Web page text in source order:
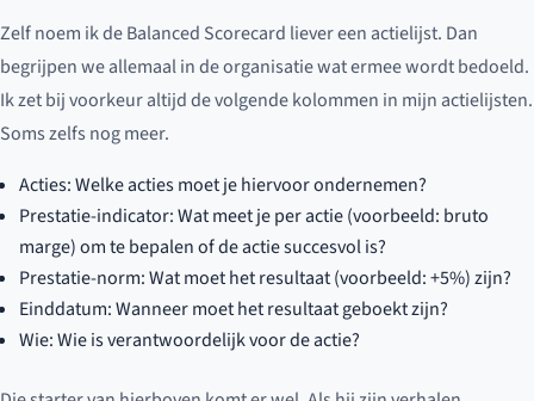
Zelf noem ik de Balanced Scorecard liever een actielijst. Dan
begrijpen we allemaal in de organisatie wat ermee wordt bedoeld.
Ik zet bij voorkeur altijd de volgende kolommen in mijn actielijsten.
Soms zelfs nog meer.
Acties: Welke acties moet je hiervoor ondernemen?
Prestatie-indicator: Wat meet je per actie (voorbeeld: bruto
marge) om te bepalen of de actie succesvol is?
Prestatie-norm: Wat moet het resultaat (voorbeeld: +5%) zijn?
Einddatum: Wanneer moet het resultaat geboekt zijn?
Wie: Wie is verantwoordelijk voor de actie?